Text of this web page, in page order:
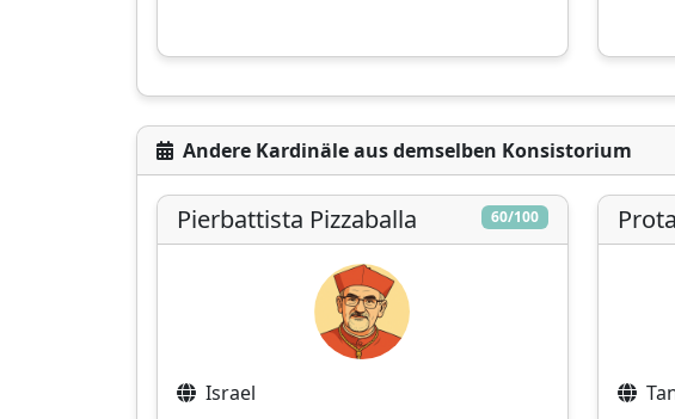
Andere Kardinäle aus demselben Konsistorium
60/100
Pierbattista Pizzaballa
Israel